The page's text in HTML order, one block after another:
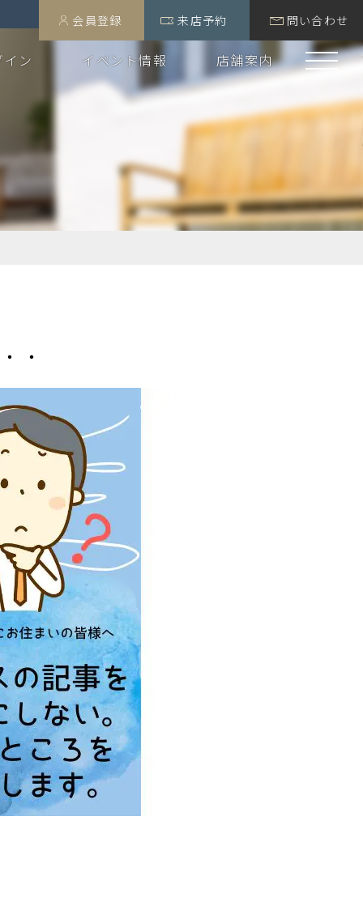
会員登録 来店予約 問い合わせ
ン イベント情報 店舗案内
・